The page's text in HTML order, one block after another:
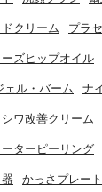
クリーム プラ
ーズヒップオイル
ェル・バーム ナ
シワ改善クリーム
ーターピーリング
かっさプレート